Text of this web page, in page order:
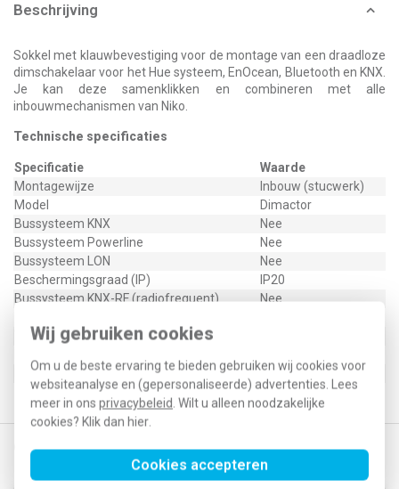
Wij gebruiken cookies
Om u de beste ervaring te bieden gebruiken wij cookies voor
websiteanalyse en (gepersonaliseerde) advertenties. Lees
meer in ons privacybeleid . Wilt u alleen noodzakelijke
cookies? Klik dan hier
Cookies accepteren
Beschrijving
Sokkel met klauwbevestiging voor de montage van een draadloze
dimschakelaar voor het Hue systeem, EnOcean, Bluetooth en KNX.
Je kan deze samenklikken en combineren met alle
inbouwmechanismen van Niko.
Technische specificaties
Specificatie
Waarde
Montagewijze
Inbouw (stucwerk)
Model
Dimactor
Bussysteem KNX
Nee
Bussysteem Powerline
Nee
Bussysteem LON
Nee
Beschermingsgraad (IP)
IP20
Bussysteem KNX-RF (radiofrequent)
Nee
Type / SKU (MPN)
Klusspullen artikelnummer
561400
Gerelateerde producten